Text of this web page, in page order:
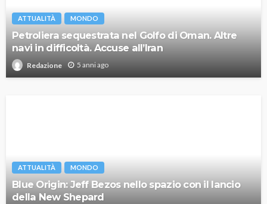
ATTUALITÀ MONDO
Petroliera sequestrata nel Golfo di Oman. Altre
navi in difficoltà. Accuse all’Iran
Redazione 5 anni ago
ATTUALITÀ MONDO
Blue Origin: Jeff Bezos nello spazio con il lancio
della New Shepard